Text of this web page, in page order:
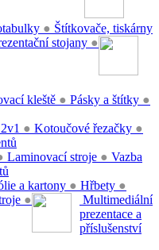
●
stojany ●
Štítkovače, tiskárny
kleště ● Pásky a štítky ●
● Kotoučové řezačky ●
Laminovací stroje ● Vazba
a kartony ● Hřbety ●
●
Multimediální
prezentace a
příslušenství